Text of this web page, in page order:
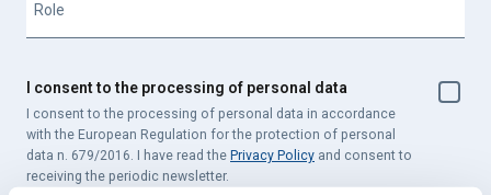
Role
I consent to the processing of personal data
I consent to the processing of personal data in accordance
with the European Regulation for the protection of personal
data n. 679/2016. I have read the Privacy Policy and consent to
receiving the periodic newsletter.